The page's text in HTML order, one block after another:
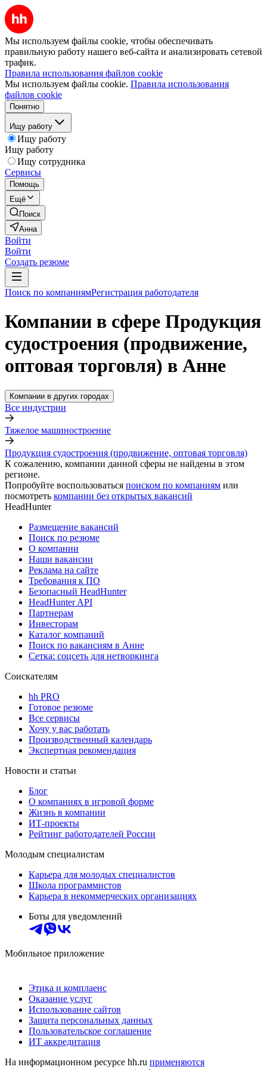
Мы используем файлы cookie, чтобы обеспечивать
правильную работу нашего веб-сайта и анализировать сетевой
трафик.
Правила использования файлов cookie
Мы используем файлы cookie. Правила использования
файлов cookie
Понятно
Ищу работу
Ищу работу
Ищу работу
Ищу сотрудника
Сервисы
Помощь
Ещё
Поиск
Анна
Войти
Войти
Создать резюме
Поиск по компаниямРегистрация работодателя
Компании в сфере Продукция
судостроения (продвижение,
оптовая торговля) в Анне
Компании в других городах
Все индустрии
Тяжелое машиностроение
Продукция судостроения (продвижение, оптовая торговля)
К сожалению, компании данной сферы не найдены в этом
регионе.
Попробуйте воспользоваться поиском по компаниям или
посмотреть компании без открытых вакансий
HeadHunter
Размещение вакансий
Поиск по резюме
О компании
Наши вакансии
Реклама на сайте
Требования к ПО
Безопасный HeadHunter
HeadHunter API
Партнерам
Инвесторам
Каталог компаний
Поиск по вакансиям в Анне
Сетка: соцсеть для нетворкинга
Соискателям
hh PRO
Готовое резюме
Все сервисы
Хочу у вас работать
Производственный календарь
Экспертная рекомендация
Новости и статьи
Блог
О компаниях в игровой форме
Жизнь в компании
ИТ-проекты
Рейтинг работодателей России
Молодым специалистам
Карьера для молодых специалистов
Школа программистов
Карьера в некоммерческих организациях
Боты для уведомлений
Мобильное приложение
Этика и комплаенс
Оказание услуг
Использование сайтов
Защита персональных данных
Пользовательское соглашение
ИТ аккредитация
На информационном ресурсе hh.ru применяются